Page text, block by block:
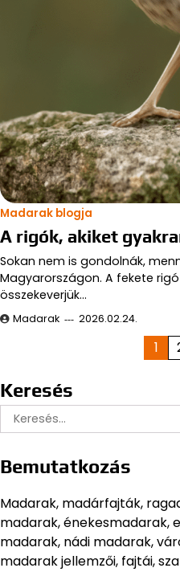
Madarak blogja
A rigók, akiket
Sokan nem is gondolnák,
Magyarországon. A fekete
összekeverjük…
Madarak 2026.02.24.
1
Keresés
Keresés:
Bemutatkozás
Madarak, madárfajták,
madarak, énekesmadarak,
madarak, nádi madarak,
madarak jellemzői, fajtái,